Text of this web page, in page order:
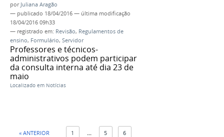
por Juliana Aragão
— publicado 18/04/2016 — última modificação
18/04/2016 09h33
— registrado em: Revisão, Regulamentos de
ensino, Formulário, Servidor
Professores e técnicos-
administrativos podem participar
da consulta interna até dia 23 de
maio
Localizado em Notícias
« ANTERIOR 1 5 6